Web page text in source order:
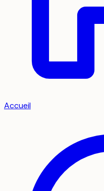
Accueil